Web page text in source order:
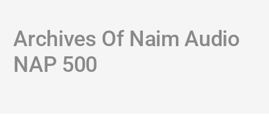
Archives Of Naim Audio
NAP 500